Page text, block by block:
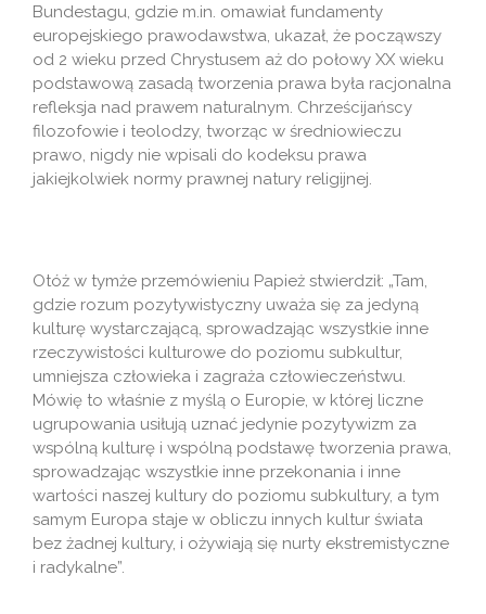
Bundestagu, gdzie m.in. omawiał fundamenty
europejskiego prawodawstwa, ukazał, że począwszy
od 2 wieku przed Chrystusem aż do połowy XX wieku
podstawową zasadą tworzenia prawa była racjonalna
refleksja nad prawem naturalnym. Chrześcijańscy
filozofowie i teolodzy, tworząc w średniowieczu
prawo, nigdy nie wpisali do kodeksu prawa
jakiejkolwiek normy prawnej natury religijnej.
Otóż w tymże przemówieniu Papież stwierdził: „Tam,
gdzie rozum pozytywistyczny uważa się za jedyną
kulturę wystarczającą, sprowadzając wszystkie inne
rzeczywistości kulturowe do poziomu subkultur,
umniejsza człowieka i zagraża człowieczeństwu.
Mówię to właśnie z myślą o Europie, w której liczne
ugrupowania usiłują uznać jedynie pozytywizm za
wspólną kulturę i wspólną podstawę tworzenia prawa,
sprowadzając wszystkie inne przekonania i inne
wartości naszej kultury do poziomu subkultury, a tym
samym Europa staje w obliczu innych kultur świata
bez żadnej kultury, i ożywiają się nurty ekstremistyczne
i radykalne”.